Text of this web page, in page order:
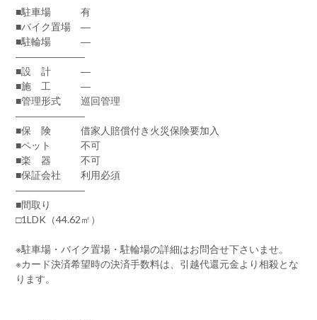
■駐車場 有
■バイク置場 ―
■駐輪場 ―
―――――――
■設 計 ―
■施 工 ―
■管理形式 巡回管理
―――――――
■保 険 借家人賠償付き火災保険要加入
■ペット 不可
■楽 器 不可
■保証会社 利用必須
―――――――
■間取り
□1LDK（44.62㎡）
※駐車場・バイク置場・駐輪場の詳細はお問合せ下さいませ。
※カード決済希望時の決済手数料は、引越代還元金より相殺とな
ります。